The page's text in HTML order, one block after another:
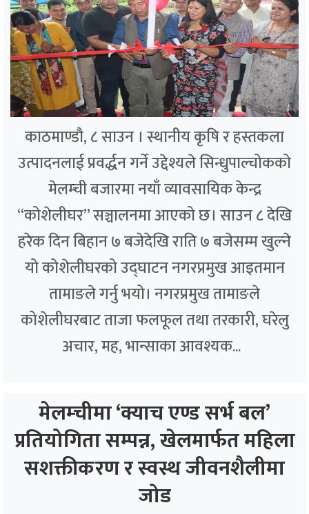
काठमाण्डौ, ८ साउन । स्थानीय कृषि र हस्तकला
उत्पादनलाई प्रवर्द्धन गर्ने उद्देश्यले सिन्धुपाल्चोकको
मेलम्ची बजारमा नयाँ व्यावसायिक केन्द्र
“कोशेलीघर” सञ्चालनमा आएको छ। साउन ८ देखि
हरेक दिन बिहान ७ बजेदेखि राति ७ बजेसम्म खुल्ने
यो कोशेलीघरको उद्घाटन नगरप्रमुख आइतमान
तामाङले गर्नु भयो। नगरप्रमुख तामाङले
कोशेलीघरबाट ताजा फलफूल तथा तरकारी, घरेलु
अचार, मह, भान्साका आवश्यक...
मेलम्चीमा ‘क्याच एण्ड सर्भ बल’
प्रतियोगिता सम्पन्न, खेलमार्फत महिला
सशक्तीकरण र स्वस्थ जीवनशैलीमा
जोड